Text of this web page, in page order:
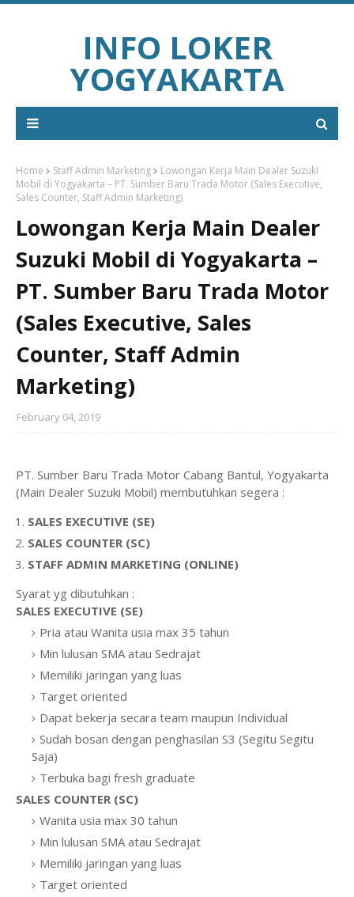
INFO LOKER
YOGYAKARTA
Home Staff Admin Marketing
Lowongan Kerja Main Dealer Suzuki
Mobil di Yogyakarta – PT. Sumber Baru Trada Motor (Sales Executive,
Sales Counter, Staff Admin Marketing)
Lowongan Kerja Main Dealer
Suzuki Mobil di Yogyakarta –
PT. Sumber Baru Trada Motor
(Sales Executive, Sales
Counter, Staff Admin
Marketing)
February 04, 2019
PT. Sumber Baru Trada Motor Cabang Bantul, Yogyakarta
(Main Dealer Suzuki Mobil) membutuhkan segera :
SALES EXECUTIVE (SE)
SALES COUNTER (SC)
STAFF ADMIN MARKETING (ONLINE)
Syarat yg dibutuhkan :
SALES EXECUTIVE (SE)
Pria atau Wanita usia max 35 tahun
Min lulusan SMA atau Sedrajat
Memiliki jaringan yang luas
Target oriented
Dapat bekerja secara team maupun Individual
Sudah bosan dengan penghasilan S3 (Segitu Segitu
Saja)
Terbuka bagi fresh graduate
SALES COUNTER (SC)
Wanita usia max 30 tahun
Min lulusan SMA atau Sedrajat
Memiliki jaringan yang luas
Target oriented